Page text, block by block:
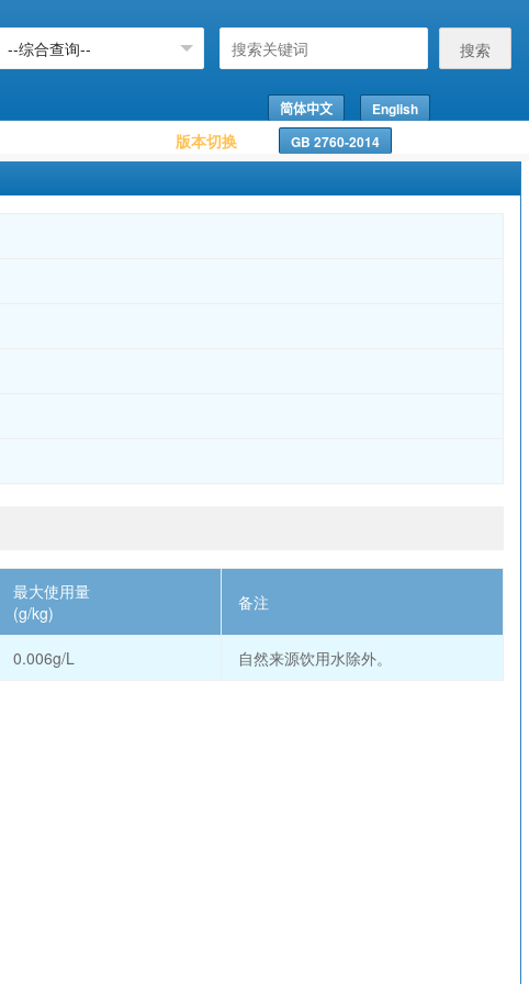
搜索
版本切换
简体中文
English
GB 2760-2014
最大使用量
(g/kg)
备注
0.006g/L 自然来源饮用水除外。